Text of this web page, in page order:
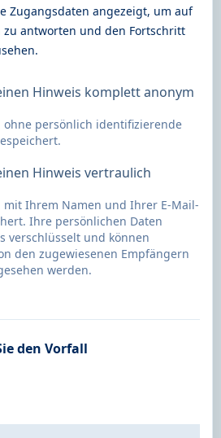
Zugangsdaten angezeigt, um auf
zu antworten und den Fortschritt
Hinweis komplett anonym
persönlich identifizierende
Hinweis vertraulich
Ihrem Namen und Ihrer E-Mail-
Ihre persönlichen Daten
verschlüsselt und können
den zugewiesenen Empfängern
werden.
den Vorfall